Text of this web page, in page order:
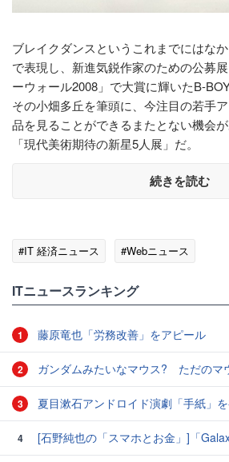
ブレイクダンスというこれまでにはな
で表現し、新進気鋭作家のための公募
ーウォール2008」で大賞に輝いたB-
その小畑多丘を筆頭に、今注目の若手
品を見ることができるまたとない機会
「現代美術期待の新星5人展」だ。
続きを読む
#IT 経済ニュース #Webニュース
ITニュースランキング
1 藤原竜也「労務改善」をアピール
2 ガンダムみたいなマウス? ただのマウスとは違うのだよ1944通
3 夏目漱石アンドロイド演劇「手紙」を初上演！平田オリ
4 [石野純也の「スマホとお金」]「Galaxy Z Fold7／Flip7」発表、